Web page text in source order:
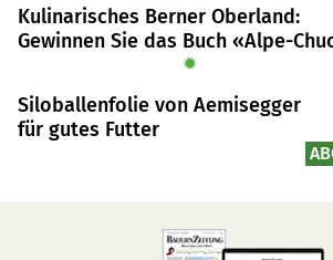
Vorschriften im Strassenverkehr als
Herausforderung.
Kulinarisches Berner Oberland:
Gewinnen Sie das Buch «Alpe-
✹
Siloballenfolie von Aemisegger
für gutes Futter